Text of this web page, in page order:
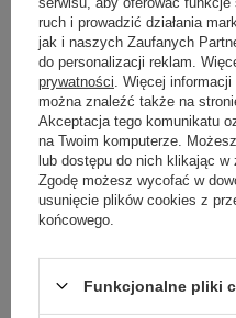
Napisz
Treść twojej opinii
ruch i prowadzić działania
jak i naszych Zaufanych
do personalizacji reklam.
prywatności . Więcej
można znaleźć także na
Akceptacja tego komunikatu
na Twoim komputerze.
lub dostępu do nich klikając w
Zgodę możesz wycofać w
usunięcie plików cookies z
końcowego.
Funkcjonalne pliki